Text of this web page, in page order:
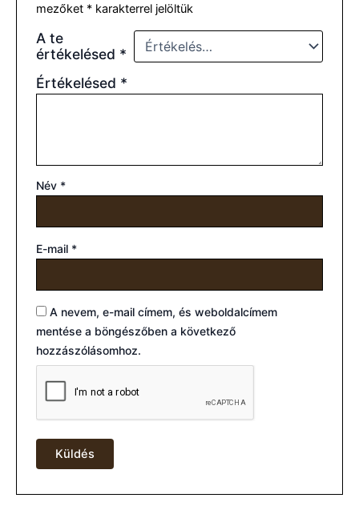
mezőket * karakterrel jelöltük
A te
értékelésed *
Értékelésed *
Név *
E-mail *
A nevem, e-mail címem, és weboldalcímem
mentése a böngészőben a következő
hozzászólásomhoz.